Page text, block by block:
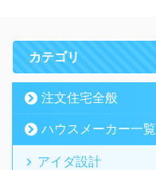
カテゴリ
注文住宅全般
ハウスメーカー一覧
アイダ設計